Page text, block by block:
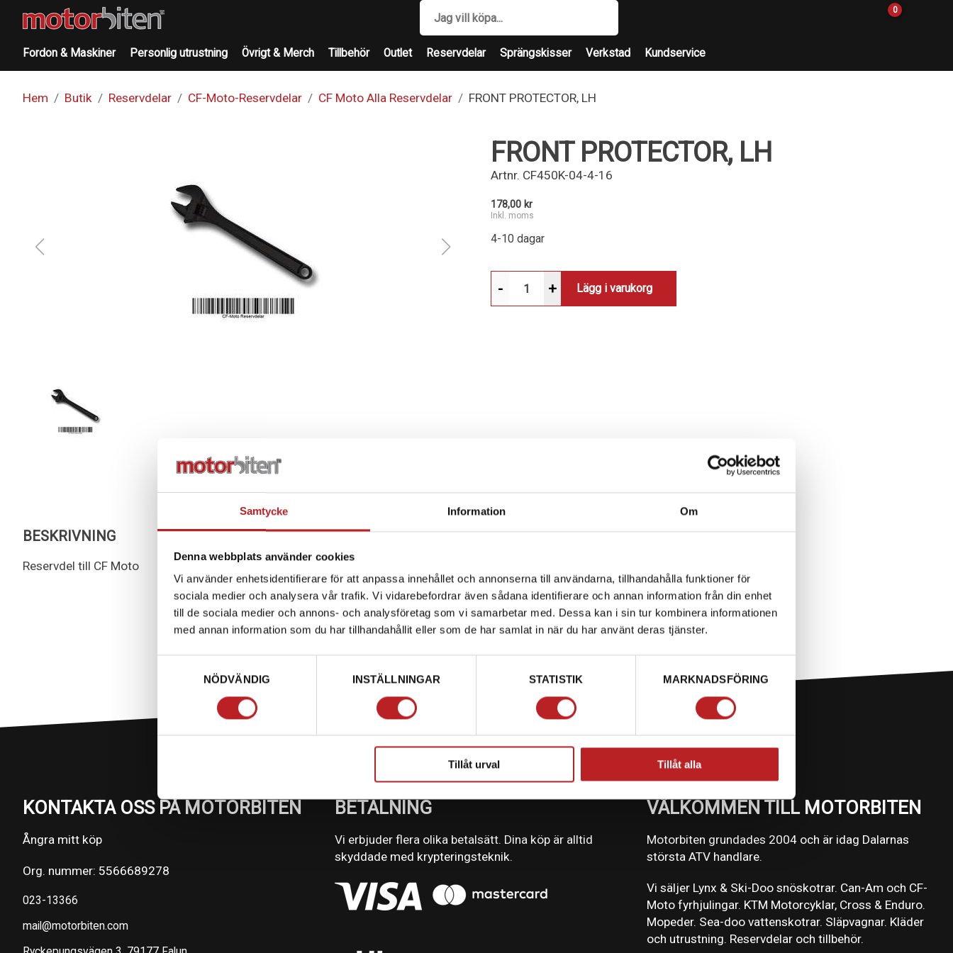
Samtycke Information Om
Denna webbplats använder cookies
Vi använder enhetsidentifierare för att anpassa innehållet och annonserna till användarna, tillhandahålla funktioner för
sociala medier och analysera vår trafik. Vi vidarebefordrar även sådana identifierare och annan information från din enhet
till de sociala medier och annons- och analysföretag som vi samarbetar med. Dessa kan i sin tur kombinera informationen
med annan information som du har tillhandahållit eller som de har samlat in när du har använt deras tjänster.
NÖDVÄNDIG
INSTÄLLNINGAR STATISTIK MARKNADSFÖRING
Tillåt urval Tillåt alla
0
Fordon & Maskiner Personlig utrustning Övrigt & Merch Tillbehör Outlet Reservdelar Sprängskisser Verkstad Kundservice
Hem Butik Reservdelar CF-Moto-Reservdelar CF Moto Alla Reservdelar FRONT PROTECTOR, LH
FRONT PROTECTOR, LH
Artnr. CF450K-04-4-16
178,00 kr
Inkl. moms
4-10 dagar
- + Lägg i varukorg
BESKRIVNING
Reservdel till CF Moto
SPECIFIKATION
KONTAKTA OSS PÅ MOTORBITEN
Ångra mitt köp
Org. nummer: 5566689278
023-13366
mail@motorbiten.com
BETALNING
Vi erbjuder flera olika betalsätt. Dina köp är alltid
skyddade med krypteringsteknik.
VÄLKOMMEN TILL MOTORBITEN
Motorbiten grundades 2004 och är idag Dalarnas
största ATV handlare.
Vi säljer Lynx & Ski-Doo snöskotrar. Can-Am och CF-
Moto fyrhjulingar. KTM Motorcyklar, Cross & Enduro.
Mopeder. Sea-doo vattenskotrar. Släpvagnar. Kläder
och utrustning. Reservdelar och tillbehör.